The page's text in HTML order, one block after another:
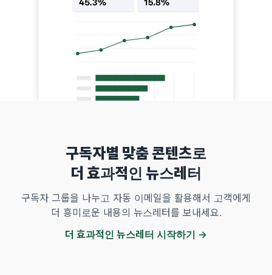
구독자별 맞춤 콘텐츠로
더 효과적인 뉴스레터
구독자 그룹을 나누고 자동 이메일을 활용해서 고객에게
더 흥미로운 내용의 뉴스레터를 보내세요.
더 효과적인 뉴스레터 시작하기 →